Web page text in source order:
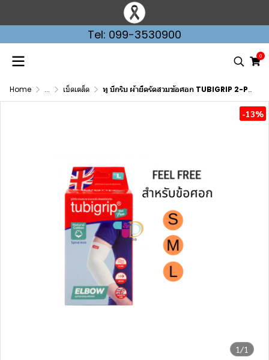
Tel: 099-3530900
0
Home ... เบ็ดเตล็ด ทู บีกริบ ผ้ายืดรัดสวมข้อศอก TUBIGRIP 2-PLY ELBOW (ไซส์ S,M,L)
1/1
-13%